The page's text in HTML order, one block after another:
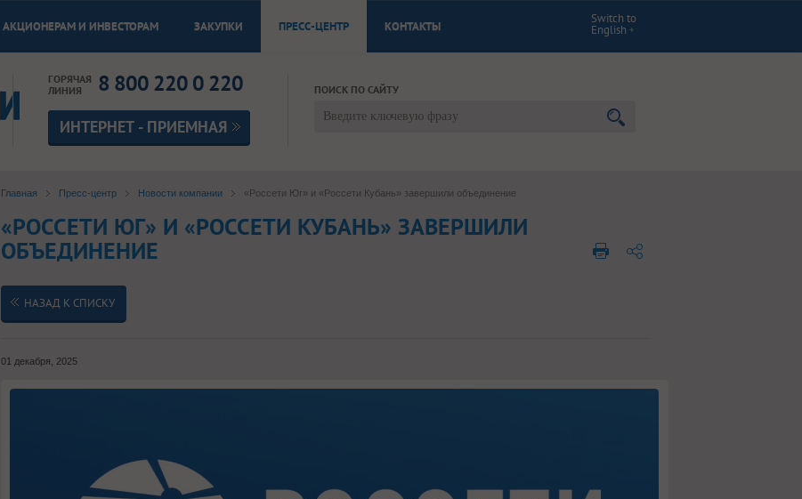
АКЦИОНЕРАМ И ИНВЕСТОРАМ ЗАКУПКИ ПРЕСС-ЦЕНТР КОНТАКТЫ
Switch to
English
ГОРЯЧАЯ
ЛИНИЯ
8 800 220 0 220
ИНТЕРНЕТ - ПРИЕМНАЯ
ПОИСК ПО САЙТУ
Главная Пресс-центр Новости компании «Россети Юг» и «Россети Кубань» завершили объединение
«РОССЕТИ ЮГ» И «РОССЕТИ КУБАНЬ» ЗАВЕРШИЛИ
ОБЪЕДИНЕНИЕ
НАЗАД К СПИСКУ
01 декабря, 2025